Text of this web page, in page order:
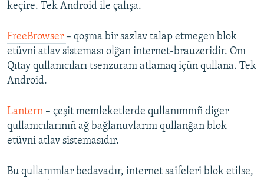
keçire. Tek Android ile çalışa.
FreeBrowser – qoşma bir sazlav talap etmegen blok
etüvni atlav sisteması olğan internet-brauzeridir. Onı
Qıtay qullanıcıları tsenzuranı atlamaq içün qullana. Tek
Android.
Lantern – çeşit memleketlerde qullanımnıñ diger
qullanıcılarınıñ ağ bağlanuvlarını qullanğan blok
etüvni atlav sistemasıdır.
Bu qullanımlar bedavadır, internet saifeleri blok etilse,